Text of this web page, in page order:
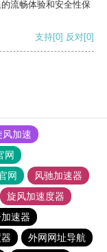
流畅体验和安全性保
支持[0] 反对[0]
风加速
网
网
风驰加速器
旋风加速度器
速器
外网网址导航